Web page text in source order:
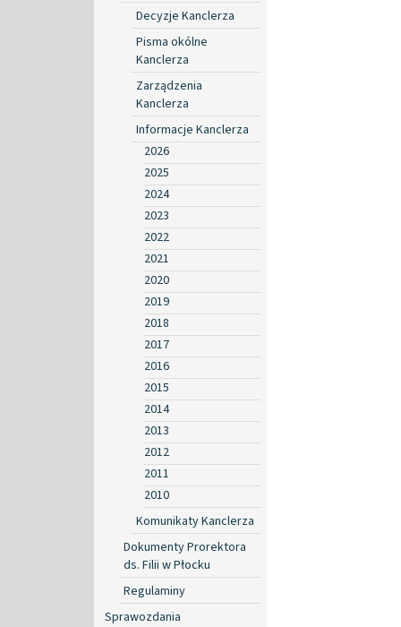
Decyzje Kanclerza
Pisma okólne
Kanclerza
Zarządzenia
Kanclerza
Informacje Kanclerza
2026
2025
2024
2023
2022
2021
2020
2019
2018
2017
2016
2015
2014
2013
2012
2011
2010
Komunikaty Kanclerza
Dokumenty Prorektora
ds. Filii w Płocku
Regulaminy
Sprawozdania